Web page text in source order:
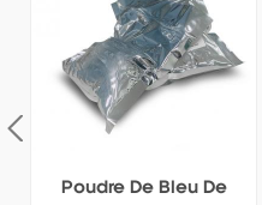
Poudre De Bleu De